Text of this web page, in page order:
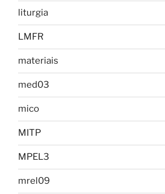
liturgia
LMFR
materiais
med03
mico
MITP
MPEL3
mrel09